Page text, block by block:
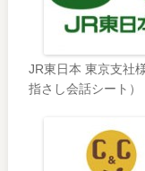
JR東日本 東京支社
指さし会話シート）